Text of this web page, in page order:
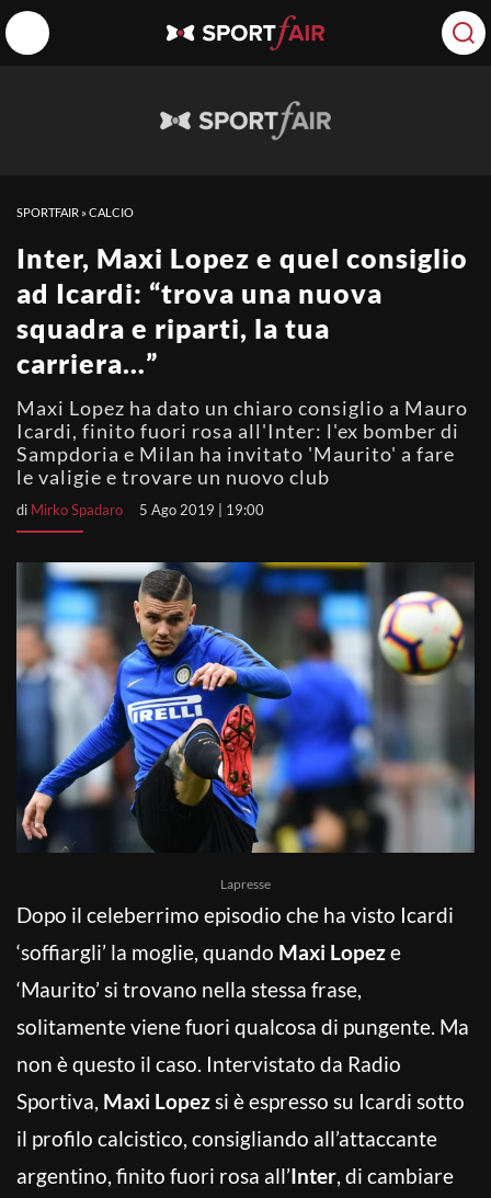
SPORTFAIR »CALCIO
Inter, Maxi Lopez e quel consiglio
ad Icardi: “trova una nuova
squadra e riparti, la tua
carriera…”
Maxi Lopez ha dato un chiaro consiglio a Mauro
Icardi, finito fuori rosa all'Inter: l'ex bomber di
Sampdoria e Milan ha invitato 'Maurito' a fare
le valigie e trovare un nuovo club
di Mirko Spadaro 5 Ago 2019 | 19:00
Lapresse
Dopo il celeberrimo episodio che ha visto Icardi
‘soffiargli’ la moglie, quando Maxi Lopeze
‘Maurito’ si trovano nella stessa frase,
solitamente viene fuori qualcosa di pungente. Ma
non è questo il caso. Intervistato da Radio
Sportiva, Maxi Lopezsi è espresso su Icardi sotto
il profilo calcistico, consigliando all’attaccante
argentino, finito fuori rosa all’Inter, di cambiare